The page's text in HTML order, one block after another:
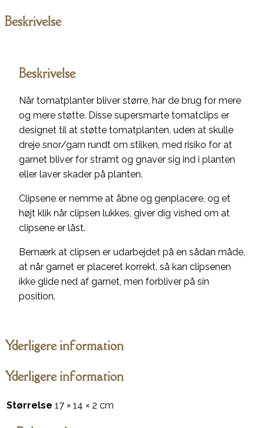
Beskrivelse
Beskrivelse
Når tomatplanter bliver større, har de brug for mere
og mere støtte. Disse supersmarte tomatclips er
designet til at støtte tomatplanten, uden at skulle
dreje snor/garn rundt om stilken, med risiko for at
garnet bliver for stramt og gnaver sig ind i planten
eller laver skader på planten.
Clipsene er nemme at åbne og genplacere, og et
højt klik når clipsen lukkes, giver dig vished om at
clipsene er låst.
Bemærk at clipsen er udarbejdet på en sådan måde,
at når garnet er placeret korrekt, så kan clipsenen
ikke glide ned af garnet, men forbliver på sin
position.
Yderligere information
Yderligere information
Størrelse 17 × 14 × 2 cm